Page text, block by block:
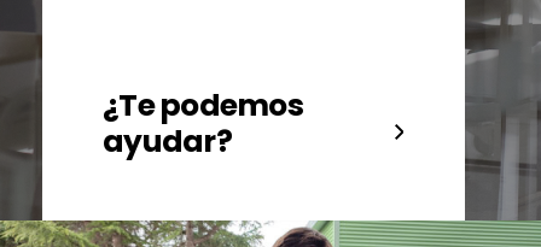
¿Te podemos
ayudar?